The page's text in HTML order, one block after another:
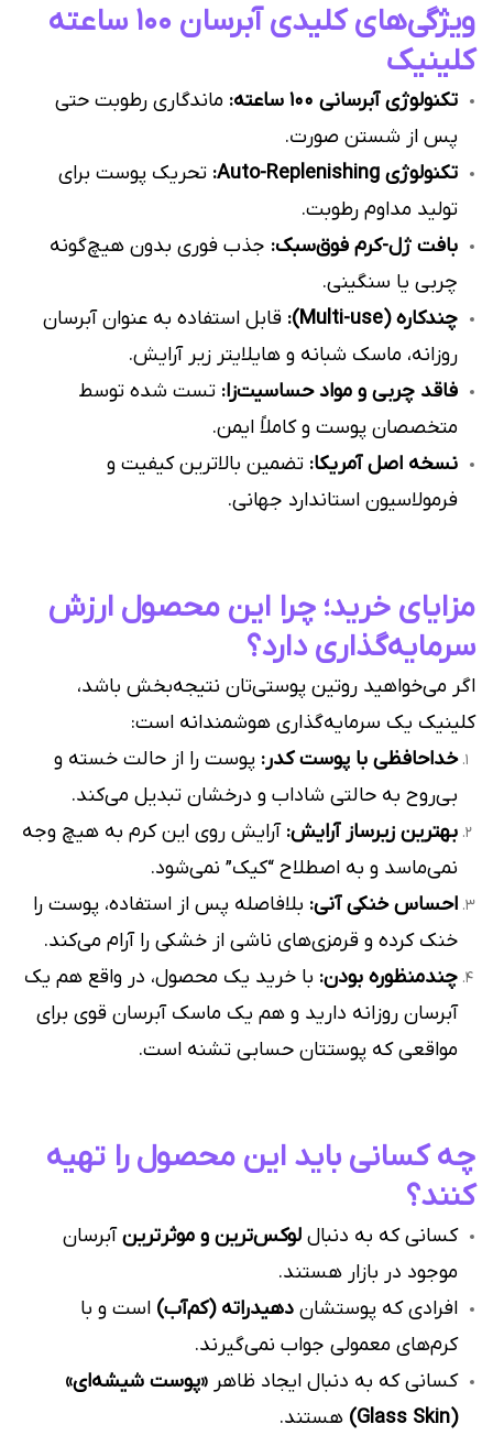
ویژگی‌های کلیدی آبرسان ۱۰۰ ساعته
کلینیک
تکنولوژی آبرسانی ۱۰۰ ساعته:
ماندگاری رطوبت حتی
پس از شستن صورت.
تکنولوژی Auto-Replenishing:
تحریک پوست برای
تولید مداوم رطوبت.
بافت ژل-کرم فوق‌سبک: جذب فوری بدون هیچ‌گونه
چربی یا سنگینی.
چندکاره (Multi-use):
قابل استفاده به عنوان آبرسان
روزانه، ماسک شبانه و هایلایتر زیر آرایش.
فاقد چربی و مواد حساسیت‌زا: تست شده توسط
متخصصان پوست و کاملاً ایمن.
نسخه اصل آمریکا: تضمین بالاترین کیفیت و
فرمولاسیون استاندارد جهانی.
مزایای خرید؛ چرا این محصول ارزش
سرمایه‌گذاری دارد؟
اگر می‌خواهید روتین پوستی‌تان نتیجه‌بخش باشد،
کلینیک یک سرمایه‌گذاری هوشمندانه است:
خداحافظی با پوست کدر: پوست را از حالت خسته و
بی‌روح به حالتی شاداب و درخشان تبدیل می‌کند.
بهترین زیرساز آرایش: آرایش روی این کرم به هیچ وجه
نمی‌ماسد و به اصطلاح “کیک” نمی‌شود.
احساس خنکی آنی: بلافاصله پس از استفاده، پوست را
خنک کرده و قرمزی‌های ناشی از خشکی را آرام می‌کند.
چندمنظوره بودن: با خرید یک محصول، در واقع هم یک
آبرسان روزانه دارید و هم یک ماسک آبرسان قوی برای
مواقعی که پوستتان حسابی تشنه است.
چه کسانی باید این محصول را تهیه
کنند؟
کسانی که به دنبال لوکس‌ترین و موثرترینآبرسان
موجود در بازار هستند.
افرادی که پوستشان دهیدراته (کم‌آب) است و با
کرم‌های معمولی جواب نمی‌گیرند.
کسانی که به دنبال ایجاد ظاهر «پوست شیشه‌ای»
(Glass Skin)
هستند.